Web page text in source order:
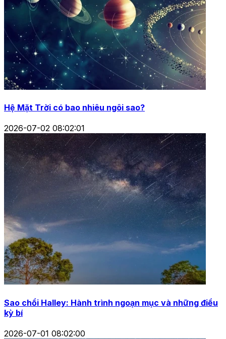
Hệ Mặt Trời có bao nhiêu ngôi sao?
2026-07-02 08:02:01
Sao chổi Halley: Hành trình ngoạn mục và những điều
kỳ bí
2026-07-01 08:02:00